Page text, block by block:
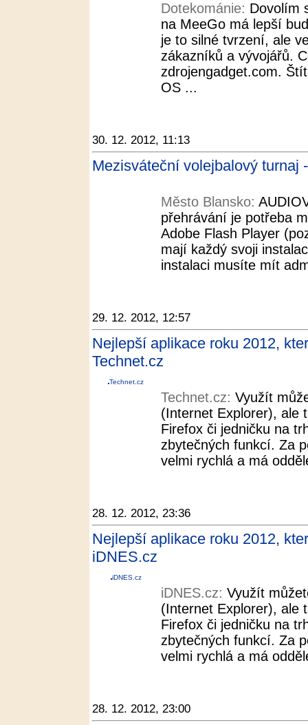
Dotekománie: Dovolím
na MeeGo má lepší
je to silné tvrzení, ale
zákazníků a vývojářů.
zdrojengadget.com.
OS ...
30. 12. 2012, 11:13
Mezisváteční volejbalový turnaj
Město Blansko:
přehrávání je potřeba
Adobe Flash Player
mají každý svoji
instalaci musíte mít
29. 12. 2012, 12:57
Nejlepší aplikace roku 2012,
Technet.cz
Technet.cz
Technet.cz: Využít
(Internet Explorer), ale
Firefox či jedničku na
zbytečných funkcí. Za
velmi rychlá a má
28. 12. 2012, 23:36
Nejlepší aplikace roku 2012,
iDNES.cz
iDNES.cz
iDNES.cz: Využít
(Internet Explorer), ale
Firefox či jedničku na
zbytečných funkcí. Za
velmi rychlá a má
28. 12. 2012, 23:00